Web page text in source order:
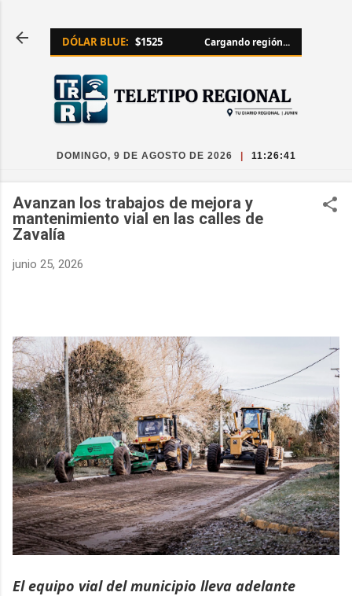
DÓLAR BLUE: $1525 Cargando región...
DOMINGO, 9 DE AGOSTO DE 2026 11:26:42
Avanzan los trabajos de mejora y
mantenimiento vial en las calles de
Zavalía
junio 25, 2026
El equipo vial del municipio lleva adelante